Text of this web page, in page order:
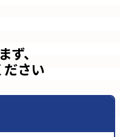
ず、
ださい